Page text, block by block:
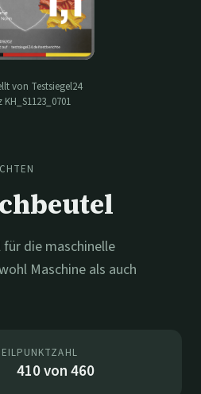
von Testsiegel24
KH_S1123_0701
die maschinelle
Maschine als auch
PUNKTZAHL
410von460